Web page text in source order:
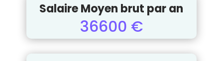
Salaire Moyen brut par an
36600 €